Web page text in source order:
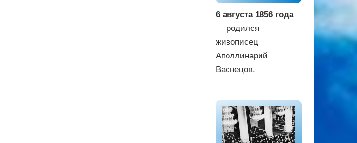
6 августа 1856 года
— родился
живописец
Аполлинарий
Васнецов.